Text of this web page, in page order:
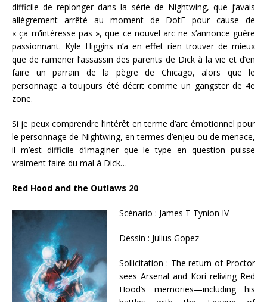
difficile de replonger dans la série de Nightwing, que j’avais
allègrement arrêté au moment de DotF pour cause de
« ça m’intéresse pas », que ce nouvel arc ne s’annonce guère
passionnant. Kyle Higgins n’a en effet rien trouver de mieux
que de ramener l’assassin des parents de Dick à la vie et d’en
faire un parrain de la pègre de Chicago, alors que le
personnage a toujours été décrit comme un gangster de 4e
zone.
Si je peux comprendre l’intérêt en terme d’arc émotionnel pour
le personnage de Nightwing, en termes d’enjeu ou de menace,
il m’est difficile d’imaginer que le type en question puisse
vraiment faire du mal à Dick…
Red Hood and the Outlaws 20
Scénario : James T Tynion IV
Dessin : Julius Gopez
Sollicitation : The return of Proctor
sees Arsenal and Kori reliving Red
Hood’s memories—including his